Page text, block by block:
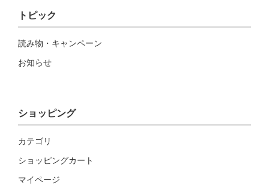
トピック
読み物・キャンペーン
お知らせ
ショッピング
カテゴリ
ショッピングカート
マイページ